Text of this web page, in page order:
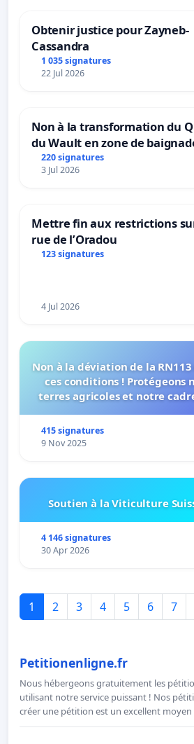
Obtenir justice pour Zayneb-
Cassandra
1 035 signatures
22 Jul 2026
Non à la transformation du
du Wault en zone de
urbaine
220 signatures
3 Jul 2026
Mettre fin aux restrictions
rue de l’Oradou
123 signatures
4 Jul 2026
Non à la déviation de la RN113
ces conditions ! Protégeons
terres agricoles et notre
415 signatures
9 Nov 2025
Soutien à la Viticulture
4 146 signatures
30 Apr 2026
1 2 3 4 5 6 7
Petitionenligne.fr
Nous hébergeons gratuitement les
utilisant notre service puissant ! Nos
créer une pétition est un excellent